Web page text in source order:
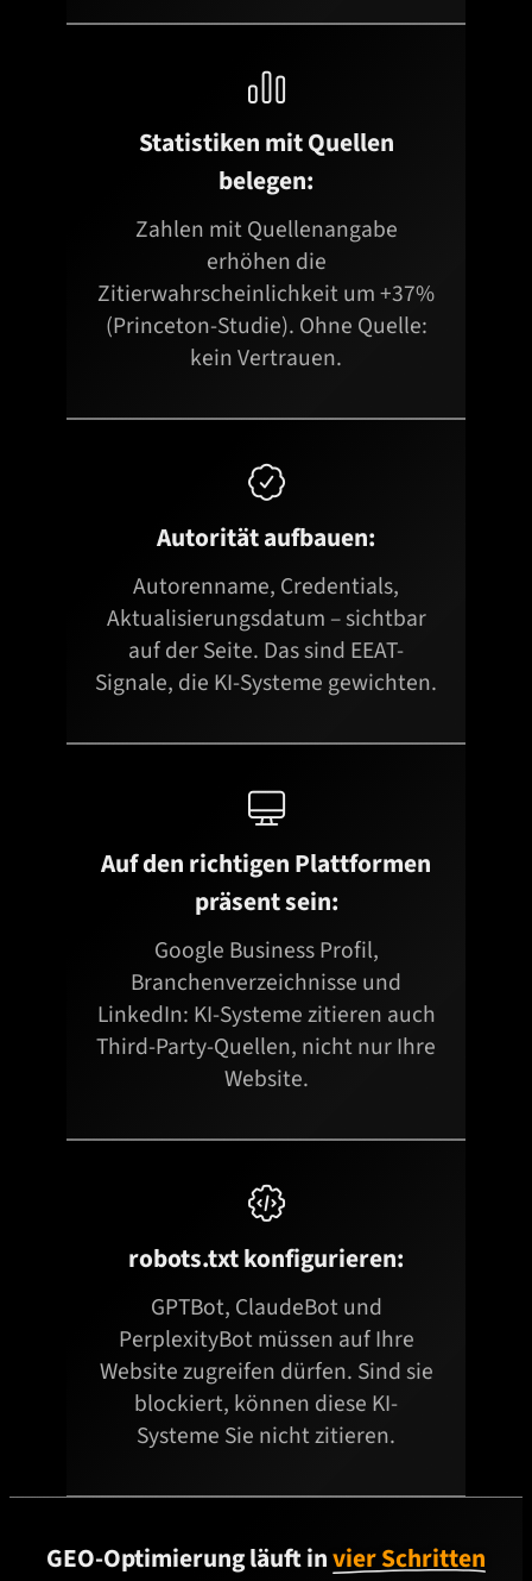

Statistiken mit Quellen
belegen:
Zahlen mit Quellenangabe
erhöhen die
Zitierwahrscheinlichkeit um +37%
(Princeton-Studie). Ohne Quelle:
kein Vertrauen.

Autorität aufbauen:
Autorenname, Credentials,
Aktualisierungsdatum – sichtbar
auf der Seite. Das sind EEAT-
Signale, die KI-Systeme gewichten.

Auf den richtigen Plattformen
präsent sein:
Google Business Profil,
Branchenverzeichnisse und
LinkedIn: KI-Systeme zitieren auch
Third-Party-Quellen, nicht nur Ihre
Website.

robots.txt konfigurieren:
GPTBot, ClaudeBot und
PerplexityBot müssen auf Ihre
Website zugreifen dürfen. Sind sie
blockiert, können diese KI-
Systeme Sie nicht zitieren.
GEO-Optimierung läuft invier Schritten